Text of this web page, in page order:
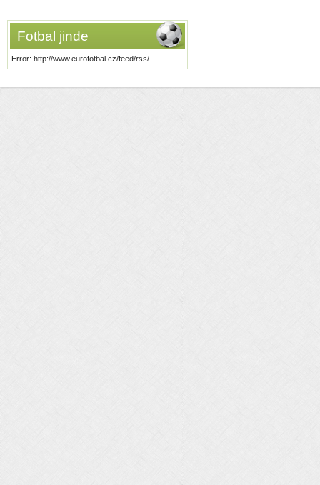
Fotbal jinde
Error: http://www.eurofotbal.cz/feed/rss/